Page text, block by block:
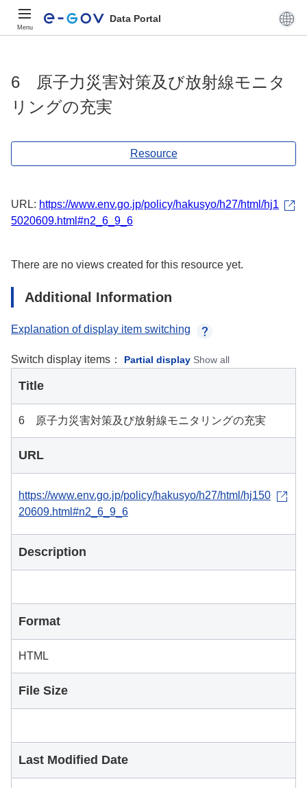
Menu
Data Portal
6 原子力災害対策及び放射線モニタ
リングの充実
Resource
URL: https://www.env.go.jp/policy/hakusyo/h27/html/hj1
5020609.html#n2_6_9_6
There are no views created for this resource yet.
Additional Information
Explanation of display item switching
Switch display items： Partial display Show all
Title
6 原子力災害対策及び放射線モニタリングの充実
URL
https://www.env.go.jp/policy/hakusyo/h27/html/hj150
20609.html#n2_6_9_6
Description
Format
HTML
File Size
Last Modified Date